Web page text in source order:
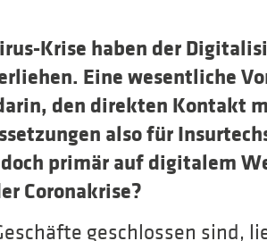
Krise haben der
Eine wesentliche
den direkten Kontakt
also für
primär auf digitalem
Coronakrise?
geschlossen sind,